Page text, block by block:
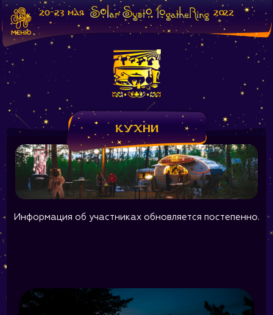
МЕНЮ
20-23 мая 2022
Кухни
Информация об участниках обновляется постепенно.